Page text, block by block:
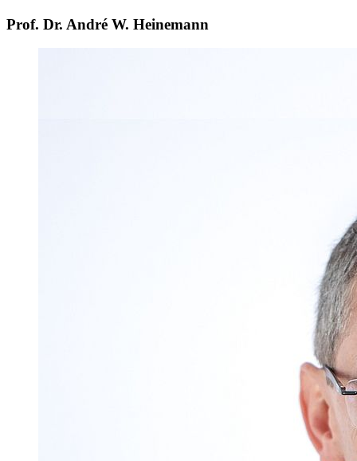
Prof. Dr. André W. Heinemann